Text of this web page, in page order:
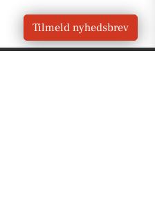
Tilmeld nyhedsbrev